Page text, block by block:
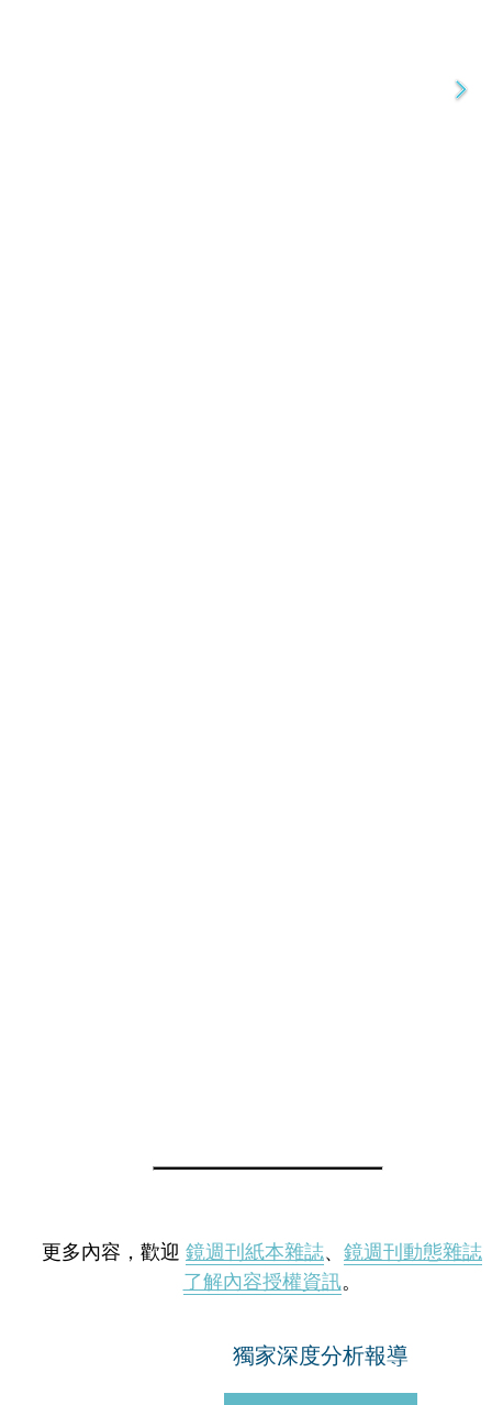
更多內容，歡迎 鏡週刊紙本雜誌、 鏡週刊動態雜誌
了解內容授權資訊。
獨家深度分析報導